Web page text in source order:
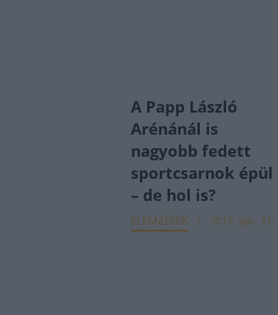
A Papp László
Arénánál is
nagyobb fedett
sportcsarnok épül
– de hol is?
ELEMZÉSEK 2019. ápr. 11.